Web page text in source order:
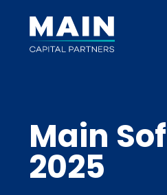
Main
2025